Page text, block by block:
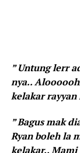
” Untung lerr
nya..
kelakar rayyan
” Bagus mak
Ryan boleh la
kelakar..